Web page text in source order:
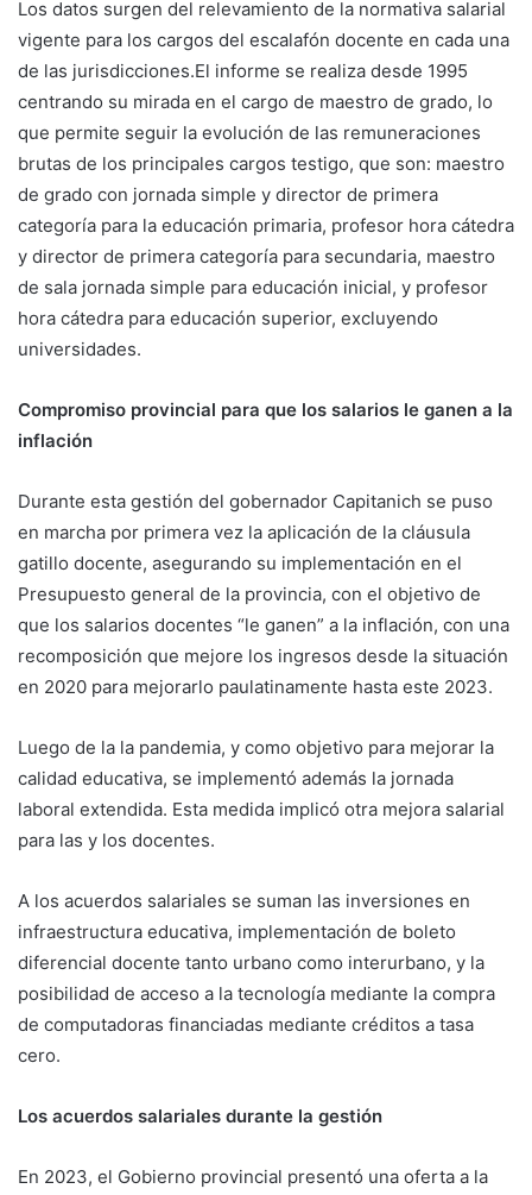
Los datos surgen del relevamiento de la normativa salarial
vigente para los cargos del escalafón docente en cada una
de las jurisdicciones.El informe se realiza desde 1995
centrando su mirada en el cargo de maestro de grado, lo
que permite seguir la evolución de las remuneraciones
brutas de los principales cargos testigo, que son: maestro
de grado con jornada simple y director de primera
categoría para la educación primaria, profesor hora cátedra
y director de primera categoría para secundaria, maestro
de sala jornada simple para educación inicial, y profesor
hora cátedra para educación superior, excluyendo
universidades.
Compromiso provincial para que los salarios le ganen a la
inflación
Durante esta gestión del gobernador Capitanich se puso
en marcha por primera vez la aplicación de la cláusula
gatillo docente, asegurando su implementación en el
Presupuesto general de la provincia, con el objetivo de
que los salarios docentes “le ganen” a la inflación, con una
recomposición que mejore los ingresos desde la situación
en 2020 para mejorarlo paulatinamente hasta este 2023.
Luego de la la pandemia, y como objetivo para mejorar la
calidad educativa, se implementó además la jornada
laboral extendida. Esta medida implicó otra mejora salarial
para las y los docentes.
A los acuerdos salariales se suman las inversiones en
infraestructura educativa, implementación de boleto
diferencial docente tanto urbano como interurbano, y la
posibilidad de acceso a la tecnología mediante la compra
de computadoras financiadas mediante créditos a tasa
cero.
Los acuerdos salariales durante la gestión
En 2023, el Gobierno provincial presentó una oferta a la